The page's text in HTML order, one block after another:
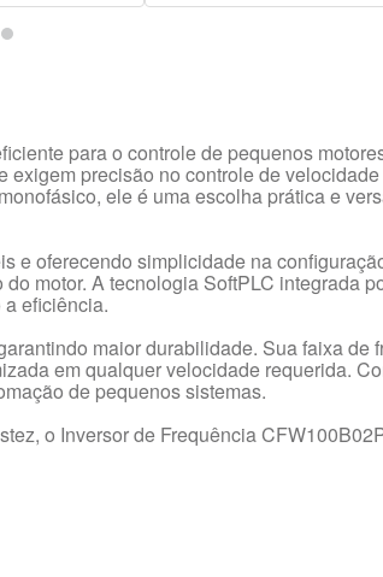
para o controle de pequenos
precisão no controle de
ele é uma escolha prática e
oferecendo simplicidade na
motor. A tecnologia SoftPLC integrada
eficiência.
maior durabilidade. Sua faixa de
em qualquer velocidade requerida.
de pequenos sistemas.
o Inversor de Frequência